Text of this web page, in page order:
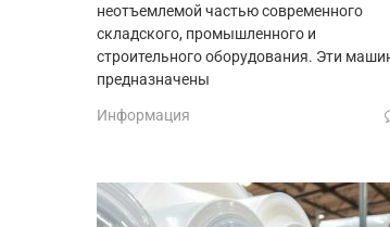
неотъемлемой частью современного
складского, промышленного и
строительного оборудования. Эти
предназначены
Информация